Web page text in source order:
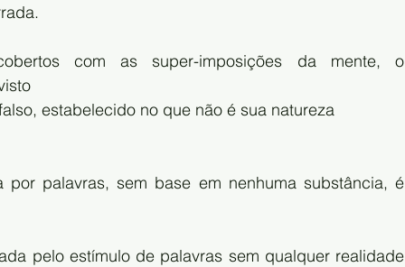
com as super-imposições da mente, o
estabelecido no que não é sua natureza
por palavras, sem base em nenhuma substância, é
pelo estímulo de palavras sem qualquer realidade